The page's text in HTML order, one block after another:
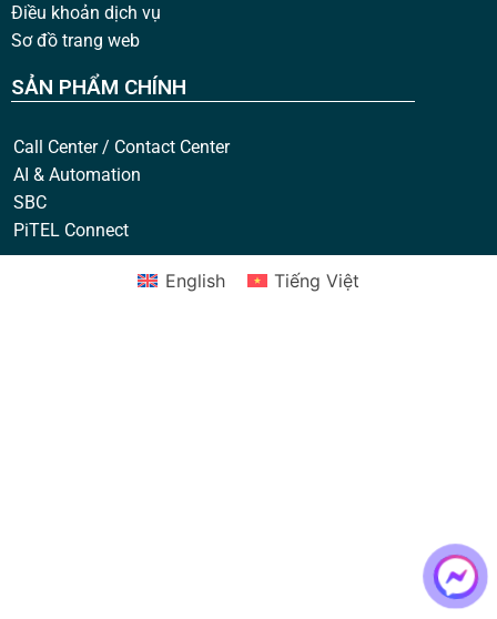
Điều khoản dịch vụ
Sơ đồ trang web
SẢN PHẨM CHÍNH
Call Center / Contact Center
AI & Automation
SBC
PiTEL Connect
English Tiếng Việt